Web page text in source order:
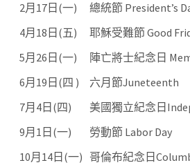
2月17日(一)
總統節 President’s
4月18日(五)
耶穌受難節 Good
5月26日(一)
陣亡將士紀念日
6月19日(四 )
六月節Juneteenth
7月4日(四)
美國獨立紀念日
9月1日(一)
勞動節 Labor Day
10月14日(一) 哥倫布紀念日